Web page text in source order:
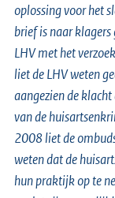
oplossing voor het
brief is naar klagers
LHV met het
liet de LHV weten
aangezien de
van de
2008 liet de
weten dat de
hun praktijk op te